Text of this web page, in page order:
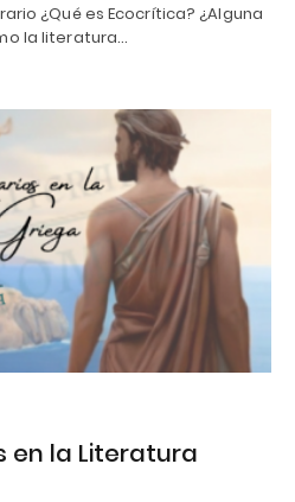
¿Qué es Ecocrítica? ¿Alguna
la literatura…
en la Literatura